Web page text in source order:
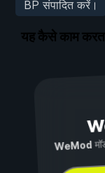
BP संपादित करें।
यह कैसे काम
WeMod